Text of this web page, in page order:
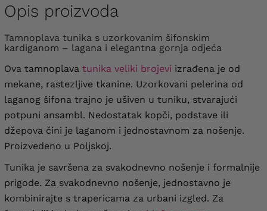
Opis proizvoda
Tamnoplava tunika s uzorkovanim šifonskim
kardiganom – lagana i elegantna gornja odjeća
Ova tamnoplava tunika veliki brojevi izrađena je od
mekane, rastezljive tkanine. Uzorkovani pelerina od
laganog šifona trajno je ušiven u tuniku, stvarajući
potpuni ansambl. Nedostatak kopči, podstave ili
džepova čini je laganom i jednostavnom za nošenje.
Proizvedeno u Poljskoj.
Tunika je savršena za svakodnevno nošenje i formalnije
prigode. Za svakodnevno nošenje, jednostavno je
kombinirajte s trapericama za urbani izgled. Za